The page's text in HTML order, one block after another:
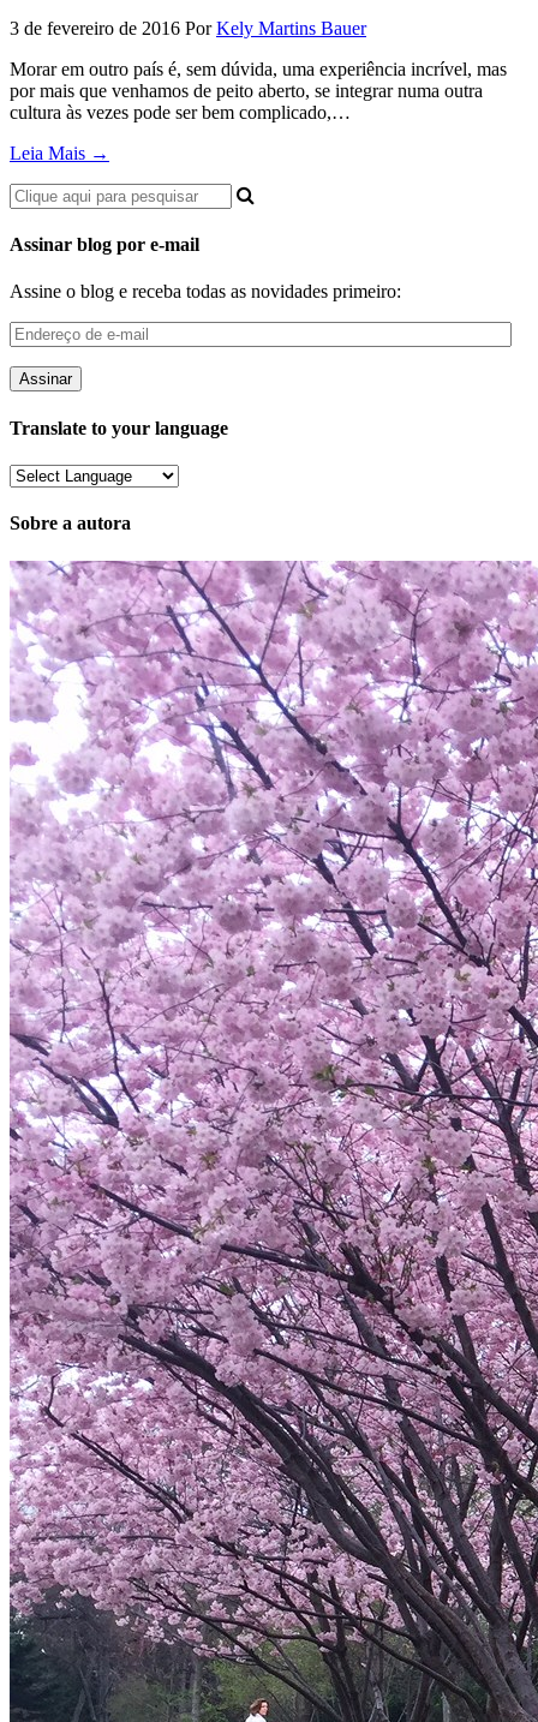
3 de fevereiro de 2016 Por Kely Martins Bauer
Morar em outro país é, sem dúvida, uma experiência incrível, mas
por mais que venhamos de peito aberto, se integrar numa outra
cultura às vezes pode ser bem complicado,…
Leia Mais →
Assinar blog por e-mail
Assine o blog e receba todas as novidades primeiro:
Endereço
e-
mail
Translate to your language
Sobre a autora